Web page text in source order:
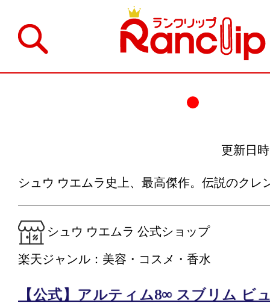
更新日
シュウ ウエムラ史上、最高傑作。伝説のクレ
シュウ ウエムラ 公式ショップ
楽天ジャンル：美容・コスメ・香水
【公式】アルティム8∞ スブリム ビ